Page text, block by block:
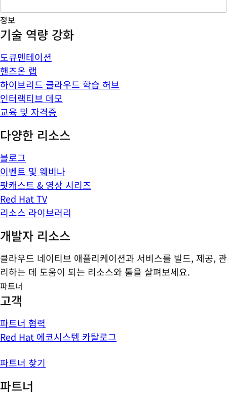
정보
기술 역량 강화
도큐멘테이션
핸즈온 랩
하이브리드 클라우드 학습 허브
인터랙티브 데모
교육 및 자격증
다양한 리소스
블로그
이벤트 및 웨비나
팟캐스트 & 영상 시리즈
Red Hat TV
리소스 라이브러리
개발자 리소스
클라우드 네이티브 애플리케이션과 서비스를 빌드, 제공, 관
리하는 데 도움이 되는 리소스와 툴을 살펴보세요.
파트너
고객
파트너 협력
Red Hat 에코시스템 카탈로그
파트너 찾기
파트너